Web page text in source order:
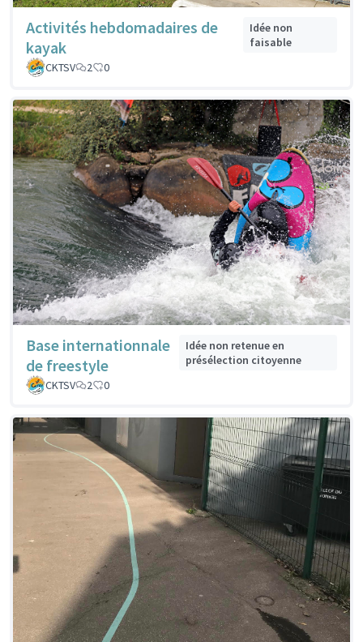
Activités hebdomadaires de
kayak
Idée non
faisable
CKTSV
2 0
Base internationnale
de freestyle
Idée non retenue en
présélection citoyenne
CKTSV
2 0